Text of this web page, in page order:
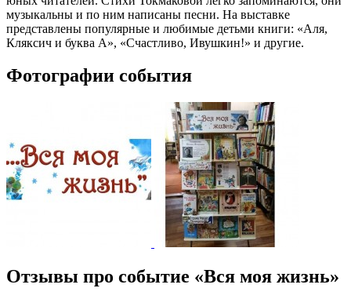
музыкальны и по ним написаны песни. На выставке
представлены популярные и любимые детьми книги: «Аля,
Кляксич и буква А», «Счастливо, Ивушкин!» и другие.
Фотографии события
Отзывы про событие «Вся моя жизнь»